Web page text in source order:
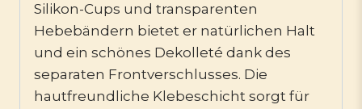
Silikon-Cups und transparenten
Hebebändern bietet er natürlichen Halt
und ein schönes Dekolleté dank des
separaten Frontverschlusses. Die
hautfreundliche Klebeschicht sorgt für